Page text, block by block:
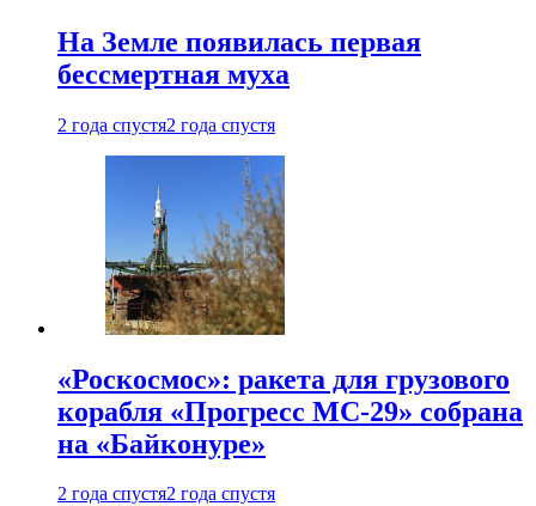
На Земле появилась первая
бессмертная муха
2 года спустя2 года спустя
«Роскосмос»: ракета для грузового
корабля «Прогресс МС-29» собрана
на «Байконуре»
2 года спустя2 года спустя